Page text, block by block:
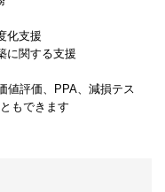
化支援
に関する支援
値評価、PPA、減損テス
もできます